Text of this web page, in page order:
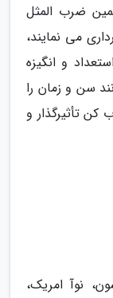
ضرب المثل
می نمایند،
و انگیزه
سن و زمان را
کن تأثیرگذار و
نوآ امریک،